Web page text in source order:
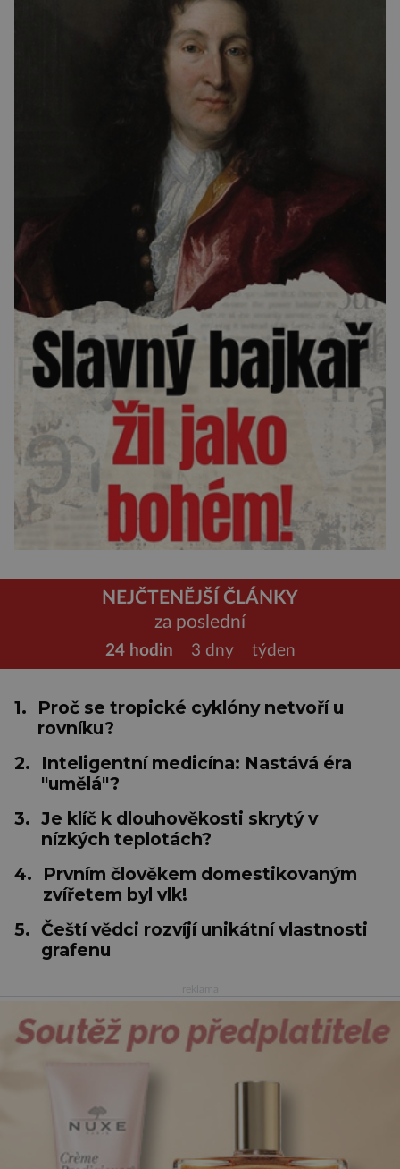
NEJČTENĚJŠÍ ČLÁNKY
za poslední
24 hodin 3 dny týden
1.
Proč se tropické cyklóny netvoří u
rovníku?
2.
Inteligentní medicína: Nastává éra
"umělá"?
3. Je klíč k dlouhověkosti skrytý v
nízkých teplotách?
4.
Prvním člověkem domestikovaným
zvířetem byl vlk!
5. Čeští vědci rozvíjí unikátní vlastnosti
grafenu